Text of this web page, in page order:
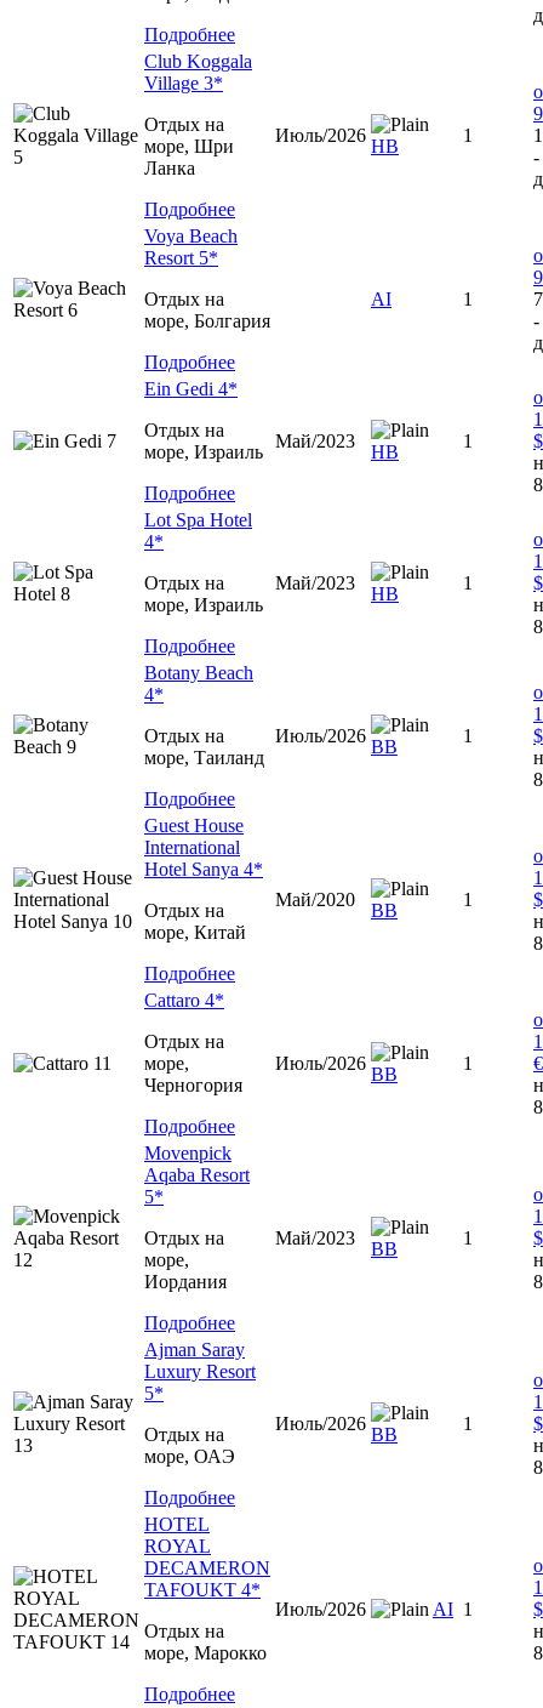
Подробнее
Club Koggala
Village 3*
Отдых на
море, Шри
Ланка
Подробнее
Июль/2026
НВ
1
-
Voya Beach
Resort 5*
Отдых на
море, Болгария
Подробнее
AI 1
-
Ein Gedi 4*
Отдых на
море, Израиль
Подробнее
Май/2023
HB
1
$
Lot Spa Hotel
4*
Отдых на
море, Израиль
Подробнее
Май/2023
HB
1
$
Botany Beach
4*
Отдых на
море, Таиланд
Подробнее
Июль/2026
ВВ
1
$
Guest House
International
Hotel Sanya 4*
Отдых на
море, Китай
Подробнее
Май/2020
ВВ
1
$
Cattaro 4*
Отдых на
море,
Черногория
Подробнее
Июль/2026
ВВ
1
€
Movenpick
Aqaba Resort
5*
Отдых на
море,
Иордания
Подробнее
Май/2023
BB
1
$
Ajman Saray
Luxury Resort
5*
Отдых на
море, ОАЭ
Подробнее
Июль/2026
ВВ
1
$
HOTEL
ROYAL
DECAMERON
TAFOUKT 4*
Отдых на
море, Марокко
Подробнее
Июль/2026 AI 1
$